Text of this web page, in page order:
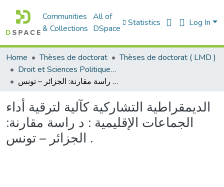
Communities
& Collections
All of
DSpace
Statistics Log In
Home Thèses de doctorat
Thèses de doctorat ( LMD )
Droit et Sciences Politiques - الحقوق و العلوم السياسية
الديمقراطية التشاركية كآلية لترقية أداء الجماعات الإقليمية : د راسة مقارنة: الجزائر – تونس .
الديمقراطية التشاركية كآلية لترقية أداء
الجماعات الإقليمية : د راسة مقارنة:
الجزائر – تونس .